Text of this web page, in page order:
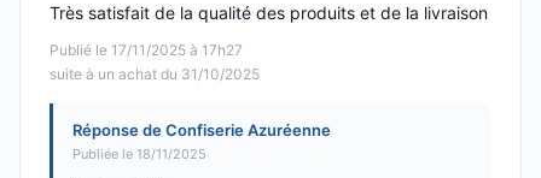
Publié le 17/11/2025 à 17h27
suite à un achat du 31/10/2025
Très satisfait de la qualité des produits et de la livraison
Réponse de Confiserie Azuréenne
Publiée le 18/11/2025